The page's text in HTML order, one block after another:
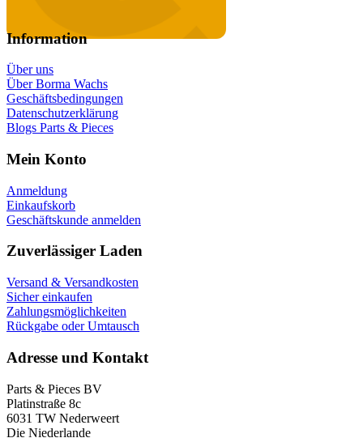
Information
Über uns
Über Borma Wachs
Geschäftsbedingungen
Datenschutzerklärung
Blogs Parts & Pieces
Mein Konto
Anmeldung
Einkaufskorb
Geschäftskunde anmelden
Zuverlässiger Laden
Versand & Versandkosten
Sicher einkaufen
Zahlungsmöglichkeiten
Rückgabe oder Umtausch
Adresse und Kontakt
Parts & Pieces BV
Platinstraße 8c
6031 TW Nederweert
Die Niederlande